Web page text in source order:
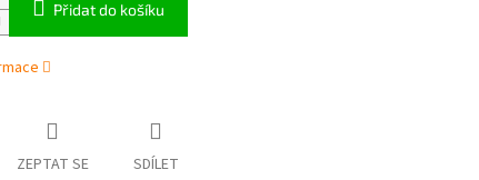
Přidat do košíku
ZEPTAT SE SDÍLET